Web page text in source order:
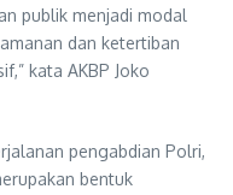
publik menjadi modal
dan ketertiban
kata AKBP Joko
pengabdian Polri,
bentuk